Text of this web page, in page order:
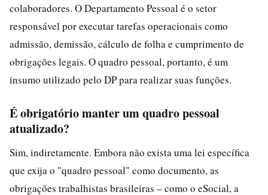
colaboradores. O Departamento Pessoal é o setor
responsável por executar tarefas operacionais como
admissão, demissão, cálculo de folha e cumprimento de
obrigações legais. O quadro pessoal, portanto, é um
insumo utilizado pelo DP para realizar suas funções.
É obrigatório manter um quadro pessoal
atualizado?
Sim, indiretamente. Embora não exista uma lei específica
que exija o "quadro pessoal" como documento, as
obrigações trabalhistas brasileiras – como o eSocial, a